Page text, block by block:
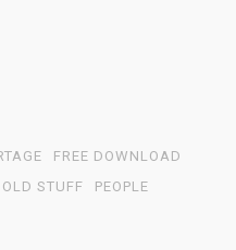
FREE DOWNLOAD
OLD STUFF
PEOPLE